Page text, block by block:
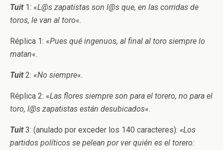
Tuit1: «L@s zapatistas son l@s que, en las corridas de
toros, le van al toro«.
Réplica 1: «Pues qué ingenuos, al final al toro siempre lo
matan«.
Tuit2: «No siempre«.
Réplica 2: «Las flores siempre son para el torero, no para el
toro, l@s zapatistas están desubicados«.
Tuit3: (anulado por exceder los 140 caracteres): «Los
partidos políticos se pelean por ver quién es el torero: